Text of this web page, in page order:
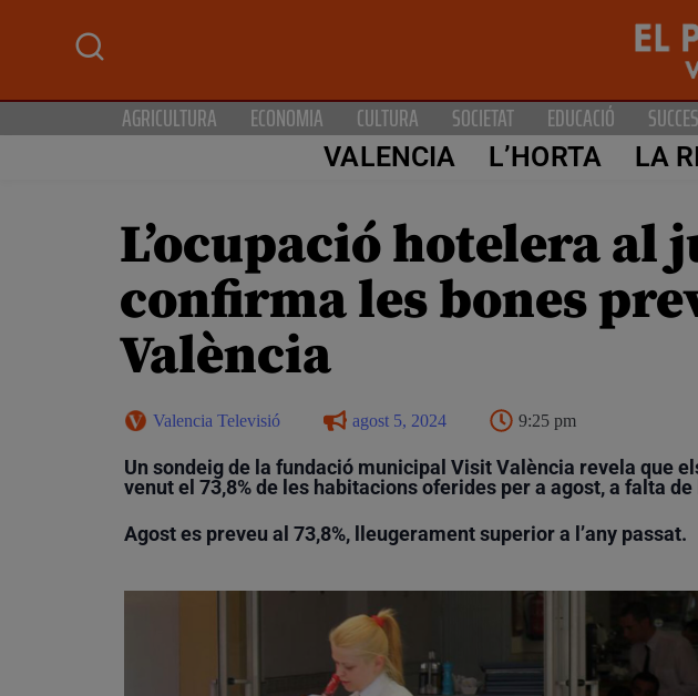
AGRICULTURA ECONOMIA CULTURA SOCIETAT EDUCACIÓ
VALENCIA L’HORTA LA
L’ocupació hotelera al
confirma les bones
València
Valencia Televisió agost 5, 2024 9:25 pm
Un sondeig de la fundació municipal Visit València revela que
venut el 73,8% de les habitacions oferides per a agost, a falta
Agost es preveu al 73,8%, lleugerament superior a l’any passat.